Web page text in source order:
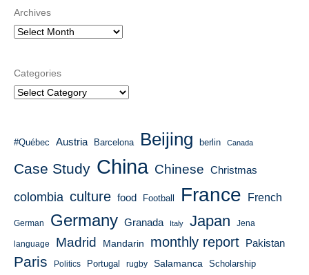
Archives
Categories
#Québec Austria Barcelona Beijing berlin Canada
Case Study China Chinese Christmas
colombia culture food Football France French
German Germany Granada Italy Japan Jena
language Madrid Mandarin monthly report Pakistan
Paris Politics Portugal rugby Salamanca Scholarship